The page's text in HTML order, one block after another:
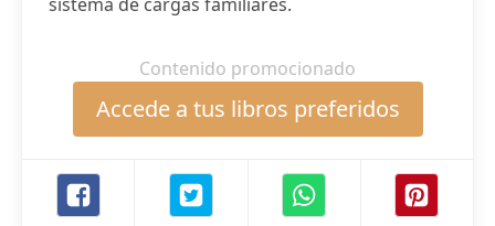
Contenido promocionado
Accede a tus libros preferidos